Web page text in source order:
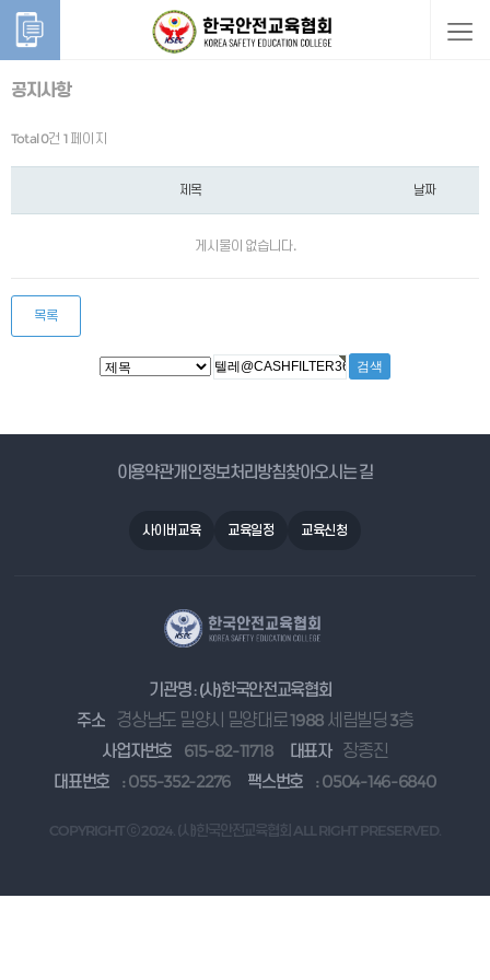
공지사항
Total 0건 1 페이지
제목 날짜
게시물이 없습니다.
목록
이용약관개인정보처리방침찾아오시는 길
사이버교육 교육일정 교육신청
기관명 : (사)한국안전교육협회
주소
경상남도 밀양시 밀양대로 1988 세림빌딩 3층
사업자번호
615-82-11718 대표자 장종진
대표번호
: 055-352-2276 팩스번호 : 0504-146-6840
COPYRIGHT ⓒ 2024. (사)한국안전교육협회 ALL RIGHT PRESERVED.